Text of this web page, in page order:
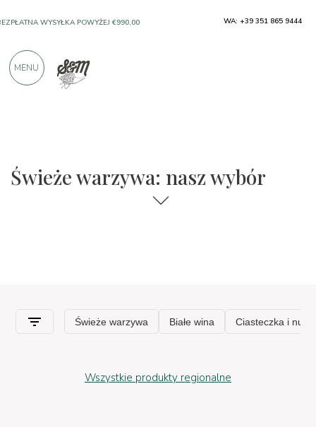
Świeże warzywa: nasz wybór
Wszystkie produkty regionalne
WYSYŁKA POWYŻEJ €990,00
PRODUKTY OD DOSKONAŁYCH
WA: +39 351 865 9444
MENU